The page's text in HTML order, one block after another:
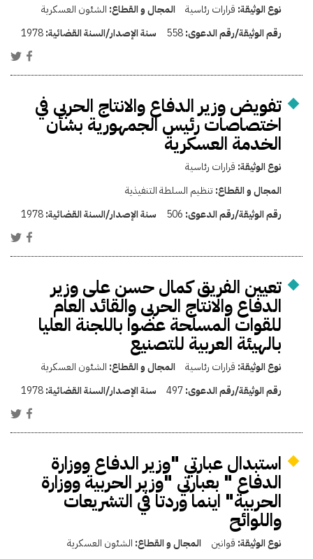
نوع الوثيقة: قرارات رئاسية المجال و القطاع: الشئون العسكرية
رقم الوثيقة/رقم الدعوى:558 سنة الإصدار/السنة القضائية:1978
تفويض وزير الدفاع والانتاج الحربى في
اختصاصات رئيس الجمهورية بشأن
الخدمة العسكرية
نوع الوثيقة: قرارات رئاسية
المجال و القطاع: تنظيم السلطة التنفيذية
رقم الوثيقة/رقم الدعوى: 506 سنة الإصدار/السنة القضائية:1978
تعيين الفريق كمال حسن على وزير
الدفاع والانتاج الحربى والقائد العام
للقوات المسلحة عضوا باللجنة العليا
بالهيئة العربية للتصنيع
نوع الوثيقة: قرارات رئاسية المجال و القطاع: الشئون العسكرية
رقم الوثيقة/رقم الدعوى:497 سنة الإصدار/السنة القضائية:1978
استبدال عبارتي "وزير الدفاع ووزارة
الدفاع " بعبارتي "وزير الحربية ووزارة
الحربية" اينما وردتا في التشريعات
واللوائح
نوع الوثيقة: قوانين المجال و القطاع: الشئون العسكرية